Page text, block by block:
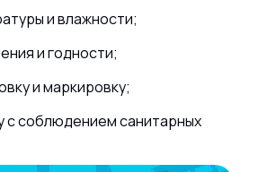
и влажности;
и годности;
и маркировку;
с соблюдением санитарных